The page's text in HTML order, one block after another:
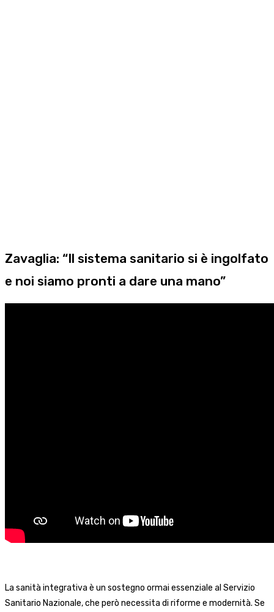
Zavaglia: “Il sistema sanitario si è ingolfato
e noi siamo pronti a dare una mano”
La sanità integrativa è un sostegno ormai essenziale al Servizio
Sanitario Nazionale, che però necessita di riforme e modernità. Se